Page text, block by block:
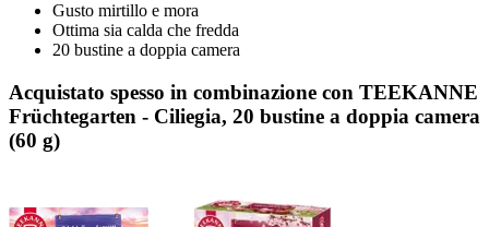
Gusto mirtillo e mora
Ottima sia calda che fredda
20 bustine a doppia camera
Acquistato spesso in combinazione con TEEKANNE
Früchtegarten - Ciliegia, 20 bustine a doppia camera
(60 g)